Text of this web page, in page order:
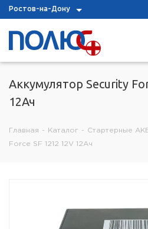
Ростов-на-Дону
Аккумулятор Security
12Ач
Главная - Каталог - Стартерные
Force SF 1212 12V 12Ач